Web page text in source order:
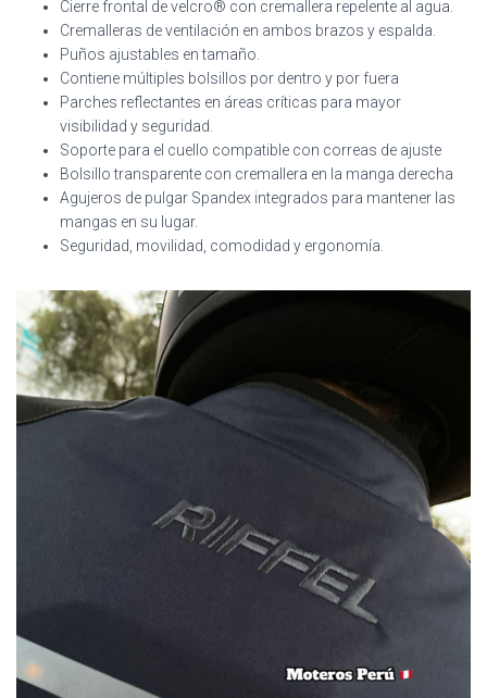
Cierre frontal de velcro® con cremallera repelente al agua.
Cremalleras de ventilación en ambos brazos y espalda.
Puños ajustables en tamaño.
Contiene múltiples bolsillos por dentro y por fuera
Parches reflectantes en áreas críticas para mayor
visibilidad y seguridad.
Soporte para el cuello compatible con correas de ajuste
Bolsillo transparente con cremallera en la manga derecha
Agujeros de pulgar Spandex integrados para mantener las
mangas en su lugar.
Seguridad, movilidad, comodidad y ergonomía.